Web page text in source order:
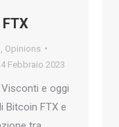
Opinions
Febbraio 2023
e oggi
Bitcoin FTX e